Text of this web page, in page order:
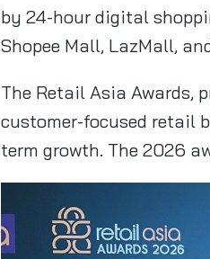
by 24-hour digital
Shopee Mall, LazMall,
The Retail Asia Awards,
customer-focused retail
term growth. The 2026